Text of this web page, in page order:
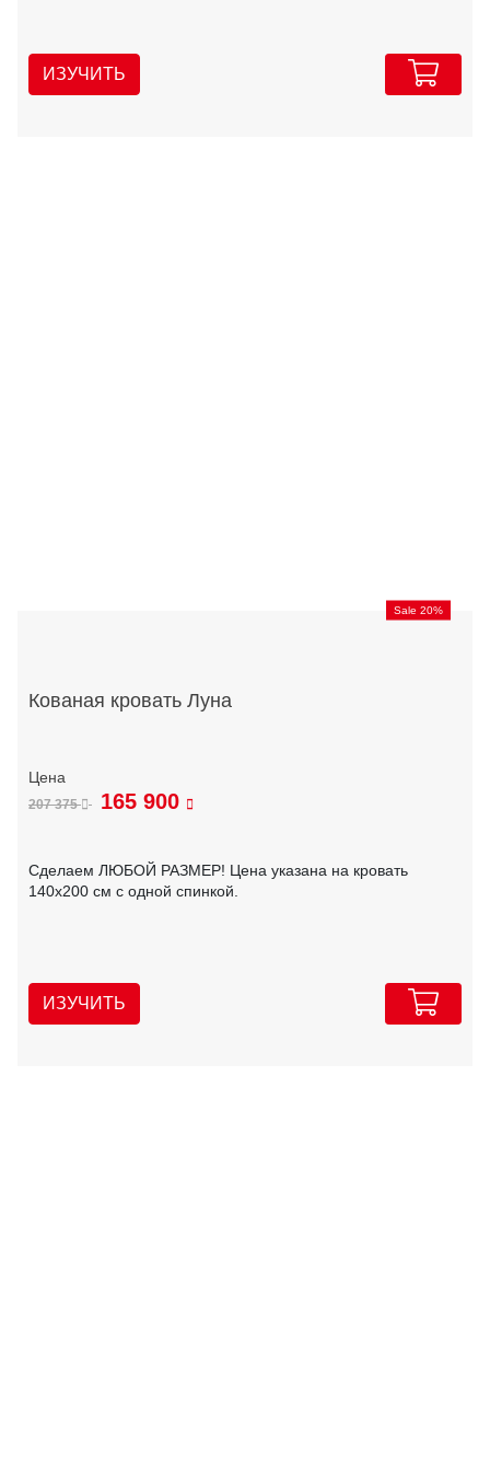
ИЗУЧИТЬ
Sale 20%
Кованая кровать Луна
207 375 165 900
Сделаем ЛЮБОЙ РАЗМЕР! Цена указана на кровать
140х200 см с одной спинкой.
ИЗУЧИТЬ